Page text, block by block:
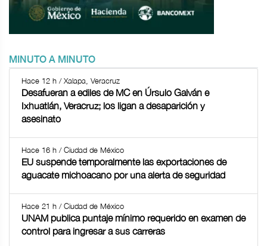
MINUTO A MINUTO
Hace 12 h / Xalapa, Veracruz
Desafueran a ediles de MC en Úrsulo Galván e
Ixhuatlán, Veracruz; los ligan a desaparición y
asesinato
Hace 16 h / Ciudad de México
EU suspende temporalmente las exportaciones de
aguacate michoacano por una alerta de seguridad
Hace 21 h / Ciudad de México
UNAM publica puntaje mínimo requerido en examen de
control para ingresar a sus carreras